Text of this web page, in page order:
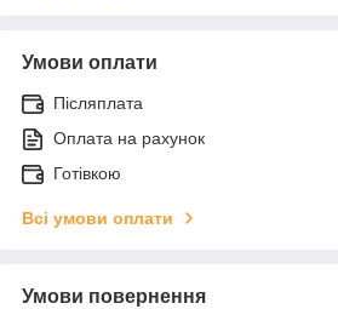
Умови оплати
Післяплата
Оплата на рахунок
Готівкою
Всі умови оплати
Умови повернення